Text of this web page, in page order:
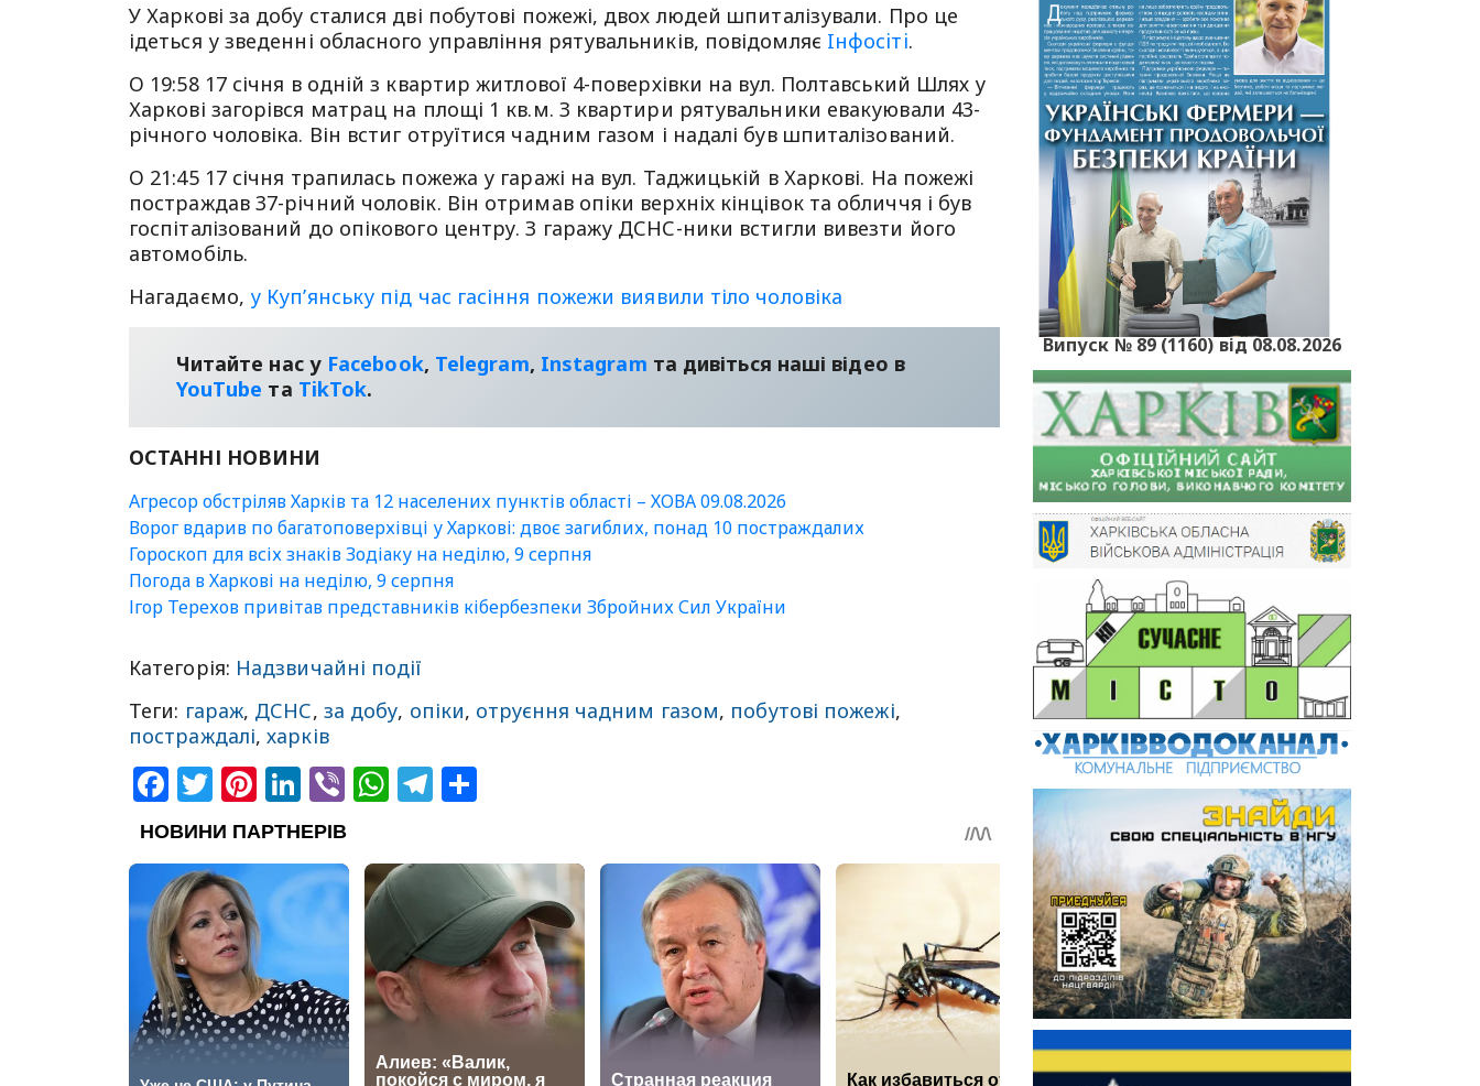
У Харкові за добу сталися дві побутові пожежі, двох людей шпиталізували. Про це
ідеться у зведенні обласного управління рятувальників, повідомляє Iнфосiтi.
О 19:58 17 січня в одній з квартир житлової 4-поверхівки на вул. Полтавський Шлях у
Харкові загорівся матрац на площі 1 кв.м. З квартири рятувальники евакуювали 43-
річного чоловіка. Він встиг отруїтися чадним газом і надалі був шпиталізований.
О 21:45 17 січня трапилась пожежа у гаражі на вул. Таджицькій в Харкові. На пожежі
постраждав 37-річний чоловік. Він отримав опіки верхніх кінцівок та обличчя і був
госпіталізований до опікового центру. З гаражу ДСНС-ники встигли вивезти його
автомобіль.
Нагадаємо, у Куп’янську під час гасіння пожежи виявили тіло чоловіка
Читайте нас у Facebook, Telegram, Instagram та дивіться наші відео в
YouТube та TikTok.
ОСТАННІ НОВИНИ
Агресор обстріляв Харків та 12 населених пунктів області – ХОВА 09.08.2026
Ворог вдарив по багатоповерхівці у Харкові: двоє загиблих, понад 10 постраждалих
Гороскоп для всіх знаків Зодіаку на неділю, 9 серпня
Погода в Харкові на неділю, 9 серпня
Ігор Терехов привітав представників кібербезпеки Збройних Сил України
Категорія: Надзвичайні події
Теги: гараж, ДСНС, за добу, опіки, отруєння чадним газом, побутові пожежі,
постраждалі,харків
Facebook
Twitter
Pinterest
LinkedIn
ViberWhatsApp
Telegram
Випуск № 89 (1160) від 08.08.2026